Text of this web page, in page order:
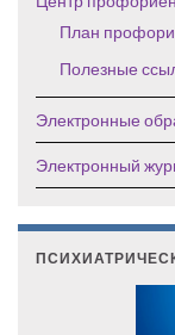
План
Полезные
Электронные
Электронный